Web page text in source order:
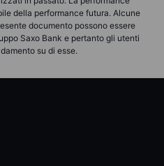
della performance futura. Alcune
documento possono essere
Saxo Bank e pertanto gli utenti
su di esse.